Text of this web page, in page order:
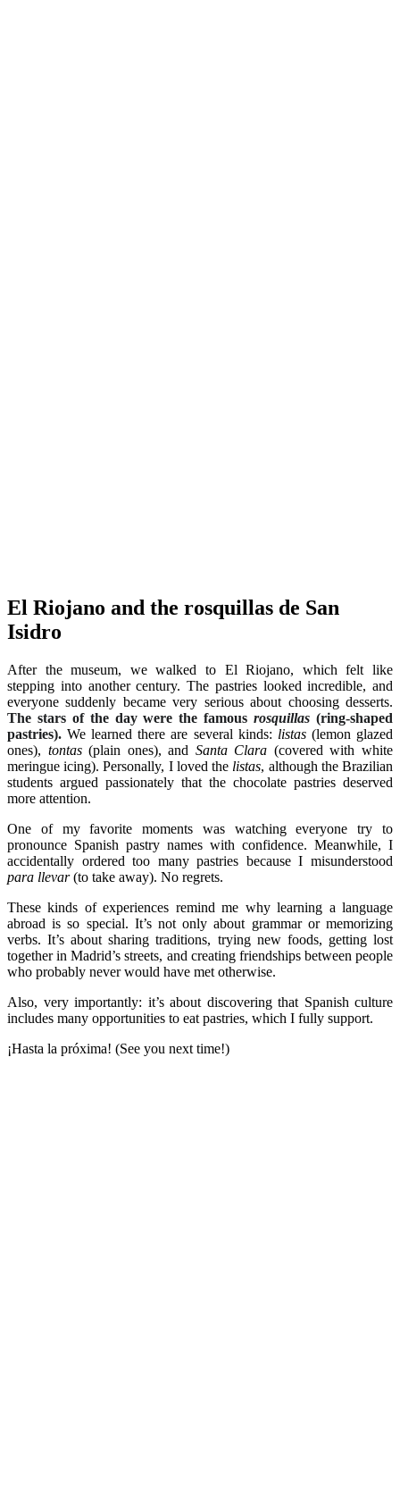
El Riojano and the rosquillas de San
Isidro
After the museum, we walked to El Riojano, which felt like
stepping into another century. The pastries looked incredible, and
everyone suddenly became very serious about choosing desserts.
The stars of the day were the famousrosquillas (ring-shaped
pastries). We learned there are several kinds: listas(lemon glazed
ones), tontas(plain ones), and Santa Clara (covered with white
meringue icing). Personally, I loved the listas, although the Brazilian
students argued passionately that the chocolate pastries deserved
more attention.
One of my favorite moments was watching everyone try to
pronounce Spanish pastry names with confidence. Meanwhile, I
accidentally ordered too many pastries because I misunderstood
para llevar(to take away). No regrets.
These kinds of experiences remind me why learning a language
abroad is so special. It’s not only about grammar or memorizing
verbs. It’s about sharing traditions, trying new foods, getting lost
together in Madrid’s streets, and creating friendships between people
who probably never would have met otherwise.
Also, very importantly: it’s about discovering that Spanish culture
includes many opportunities to eat pastries, which I fully support.
¡Hasta la próxima! (See you next time!)